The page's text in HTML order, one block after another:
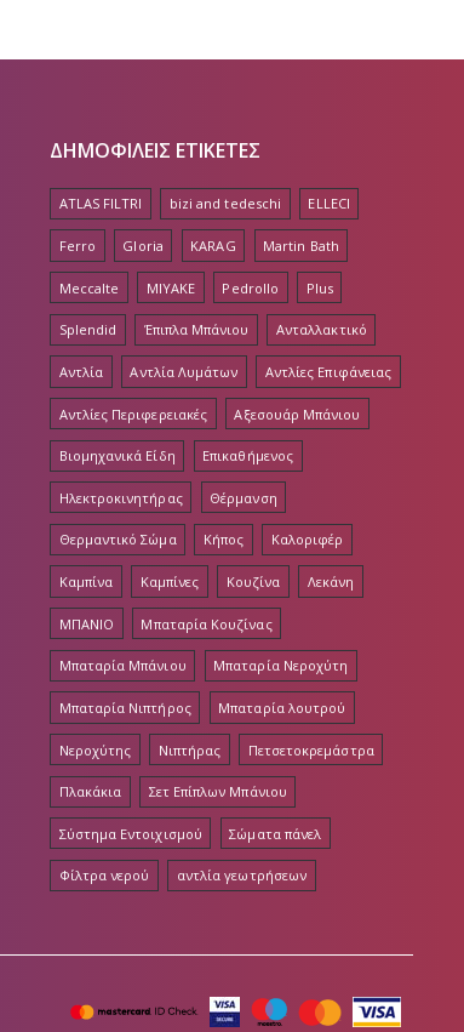
ΔΗΜΟΦΙΛΕΙΣ ΕΤΙΚΕΤΕΣ
ATLAS FILTRI bizi and tedeschi ELLECI
Ferro Gloria KARAG Martin Bath
Meccalte MIYAKE Pedrollo Plus
Splendid Έπιπλα Μπάνιου Ανταλλακτικό
Αντλία Αντλία Λυμάτων Αντλίες Επιφάνειας
Αντλίες Περιφερειακές Αξεσουάρ Μπάνιου
Βιομηχανικά Είδη Επικαθήμενος
Ηλεκτροκινητήρας Θέρμανση
Θερμαντικό Σώμα Κήπος Καλοριφέρ
Καμπίνα Καμπίνες Κουζίνα Λεκάνη
ΜΠΑΝΙΟ Μπαταρία Κουζίνας
Μπαταρία Μπάνιου Μπαταρία Νεροχύτη
Μπαταρία Νιπτήρος Μπαταρία λουτρού
Νεροχύτης Νιπτήρας Πετσετοκρεμάστρα
Πλακάκια Σετ Επίπλων Μπάνιου
Σύστημα Εντοιχισμού Σώματα πάνελ
Φίλτρα νερού αντλία γεωτρήσεων